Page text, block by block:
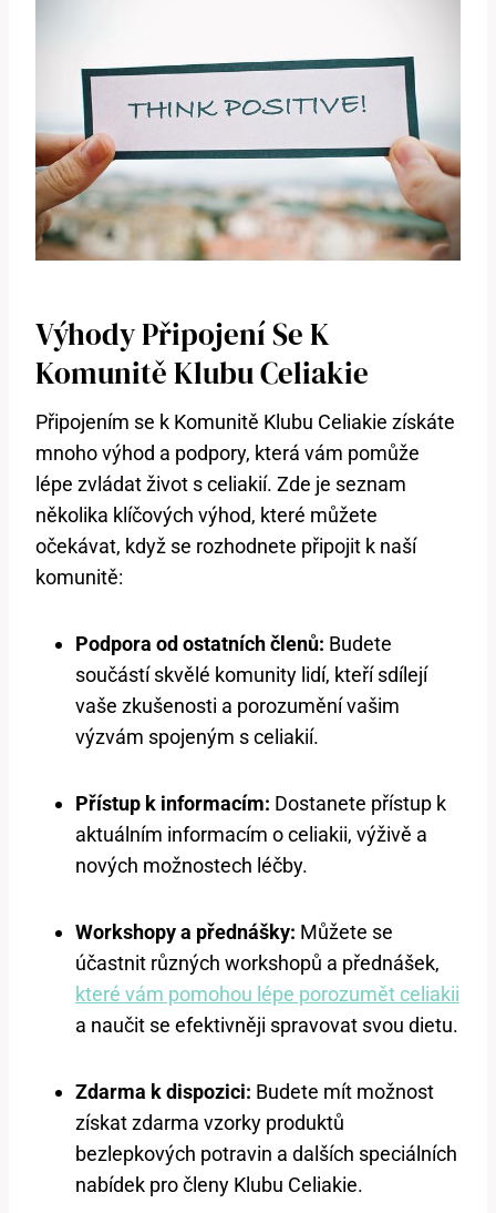
Výhody Připojení Se K
Komunitě Klubu Celiakie
Připojením se k Komunitě Klubu Celiakie získáte
mnoho výhod a podpory, která vám pomůže
lépe zvládat život s celiakií. Zde je seznam
několika klíčových výhod, které můžete
očekávat, když se rozhodnete připojit k naší
komunitě:
Podpora od ostatních členů: Budete
součástí skvělé komunity lidí, kteří sdílejí
vaše zkušenosti a porozumění vašim
výzvám spojeným s celiakií.
Přístup k informacím: Dostanete přístup k
aktuálním informacím o celiakii, výživě a
nových možnostech léčby.
Workshopy a přednášky: Můžete se
účastnit různých workshopů a přednášek,
které vám pomohou lépe porozumět celiakii
a naučit se efektivněji spravovat svou dietu.
Zdarma k dispozici: Budete mít možnost
získat zdarma vzorky produktů
bezlepkových potravin a dalších speciálních
nabídek pro členy Klubu Celiakie.